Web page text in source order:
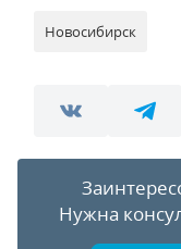
Новосибирск
Нужна